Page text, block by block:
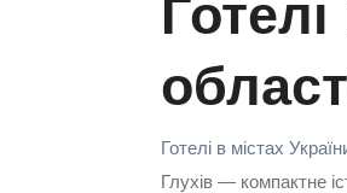
Готелі в містах
Глухів — компактне